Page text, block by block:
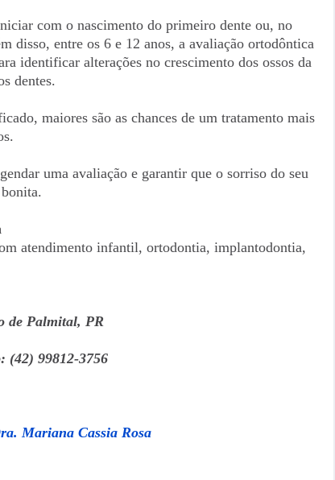
com o nascimento do primeiro dente ou, no
disso, entre os 6 e 12 anos, a avaliação ortodôntica
identificar alterações no crescimento dos ossos da
dentes.
maiores são as chances de um tratamento mais
uma avaliação e garantir que o sorriso do seu
atendimento infantil, ortodontia, implantodontia,
de Palmital, PR
(42) 99812-3756
Mariana Cassia Rosa